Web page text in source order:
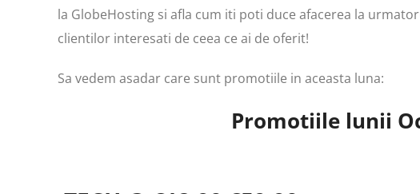
la GlobeHosting si afla cum iti poti duce afacerea la
clientilor interesati de ceea ce ai de oferit!
Sa vedem asadar care sunt promotiile in aceasta luna:
Promotiile lunii